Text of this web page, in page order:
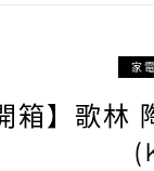
家
箱】歌林